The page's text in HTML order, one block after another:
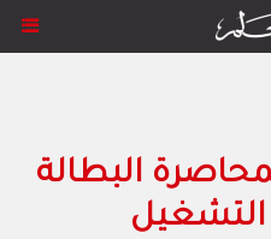
البطالة
التشغيل